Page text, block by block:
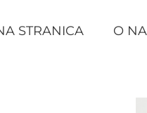
STRANICA O